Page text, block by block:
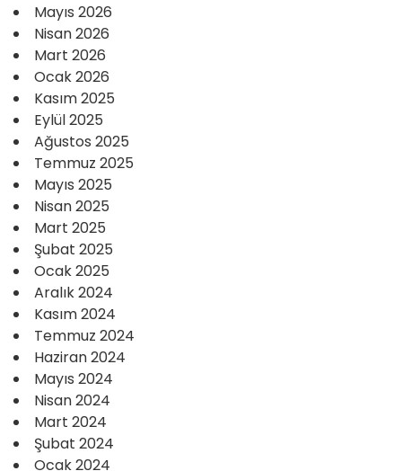
Mayıs 2026
Nisan 2026
Mart 2026
Ocak 2026
Kasım 2025
Eylül 2025
Ağustos 2025
Temmuz 2025
Mayıs 2025
Nisan 2025
Mart 2025
Şubat 2025
Ocak 2025
Aralık 2024
Kasım 2024
Temmuz 2024
Haziran 2024
Mayıs 2024
Nisan 2024
Mart 2024
Şubat 2024
Ocak 2024